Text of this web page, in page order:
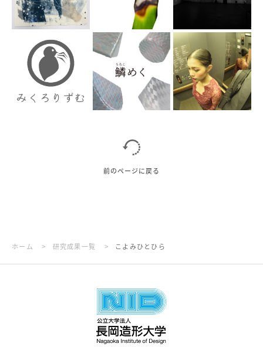
前のページに戻る
ホーム > 研究成果一覧 > こよみひとひら